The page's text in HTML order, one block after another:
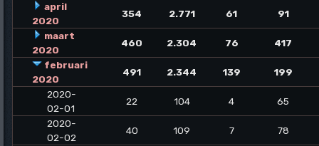
april
2020
354 2.771 61
91
maart
2020
460 2.304 76
417
februari
2020
491 2.344 139
199
2020-
02-01
22 104 4
65
2020-
02-02
40 109 7
78